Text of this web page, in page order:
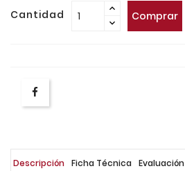
Cantidad Comprar
Descripción Ficha Técnica Evaluación